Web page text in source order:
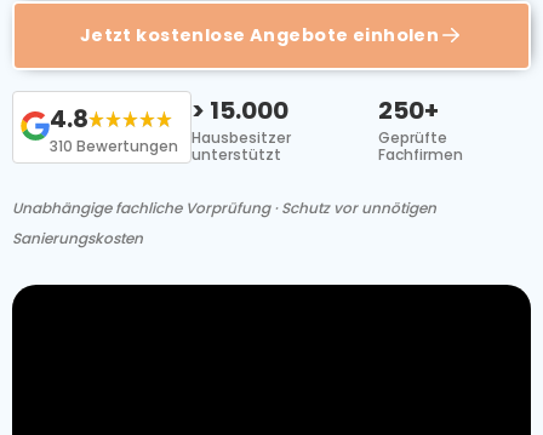
Jetzt kostenlose Angebote einholen
4.8
310 Bewertungen
> 15.000
Hausbesitzer
unterstützt
250+
Geprüfte
Fachfirmen
Unabhängige fachliche Vorprüfung · Schutz vor unnötigen
Sanierungskosten